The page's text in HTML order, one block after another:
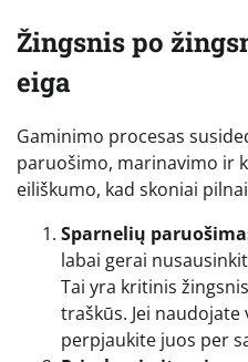
Žingsnis po
eiga
Gaminimo procesas
paruošimo, marinavimo ir
eiliškumo, kad skoniai
Sparnelių
labai gerai
Tai yra kritinis
traškūs. Jei naudojate
perpjaukite juos per